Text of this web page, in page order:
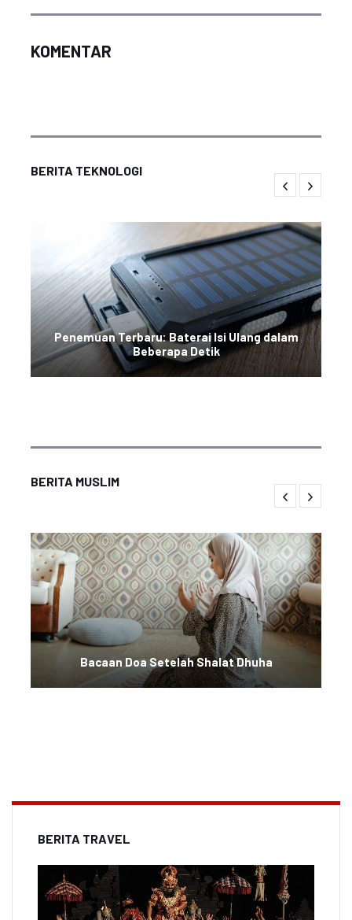
KOMENTAR
BERITA TEKNOLOGI
Penemuan Terbaru: Baterai Isi Ulang dalam
Beberapa Detik
BERITA MUSLIM
Bacaan Doa Setelah Shalat Dhuha
BERITA TRAVEL